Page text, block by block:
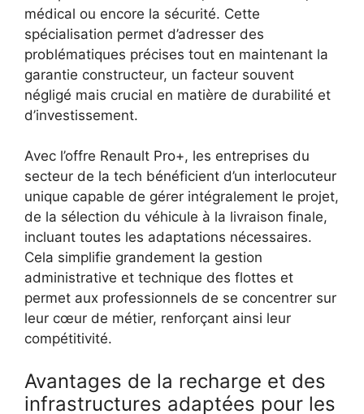
médical ou encore la sécurité. Cette
spécialisation permet d’adresser des
problématiques précises tout en maintenant la
garantie constructeur, un facteur souvent
négligé mais crucial en matière de durabilité et
d’investissement.
Avec l’offre Renault Pro+, les entreprises du
secteur de la tech bénéficient d’un interlocuteur
unique capable de gérer intégralement le projet,
de la sélection du véhicule à la livraison finale,
incluant toutes les adaptations nécessaires.
Cela simplifie grandement la gestion
administrative et technique des flottes et
permet aux professionnels de se concentrer sur
leur cœur de métier, renforçant ainsi leur
compétitivité.
Avantages de la recharge et des
infrastructures adaptées pour les